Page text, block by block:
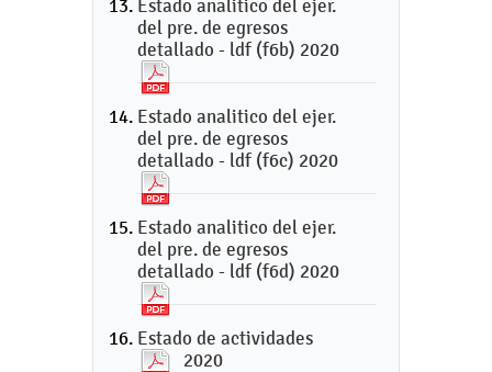
Estado analitico del ejer.
del pre. de egresos
detallado - ldf (f6b) 2020
Estado analitico del ejer.
del pre. de egresos
detallado - ldf (f6c) 2020
Estado analitico del ejer.
del pre. de egresos
detallado - ldf (f6d) 2020
Estado de actividades
2020